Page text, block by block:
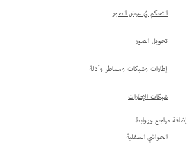
التحكم في عرض الصور
تحويل الصور
إطارات وشبكات ومساطر وأدلة
شبكات الإطارات
إضافة مراجع وروابط
الحواشي السفلية